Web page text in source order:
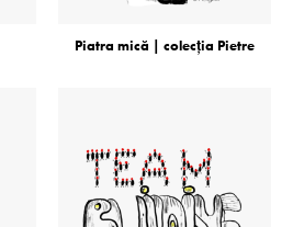
Piatra mică | colecţia Pietre